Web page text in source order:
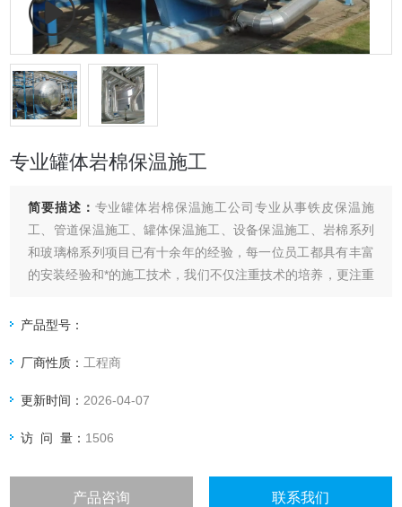
专业罐体岩棉保温施工
简要描述： 专业罐体岩棉保温施工公司专业从事铁皮保温施
工、管道保温施工、罐体保温施工、设备保温施工、岩棉系列
和玻璃棉系列项目已有十余年的经验，每一位员工都具有丰富
的安装经验和*的施工技术，我们不仅注重技术的培养，更注重
备不断更新换代、技术改造，并且引进了美国先进的管道防腐
产品型号：
厂商性质： 工程商
更新时间： 2026-04-07
访 问 量： 1506
产品咨询 联系我们